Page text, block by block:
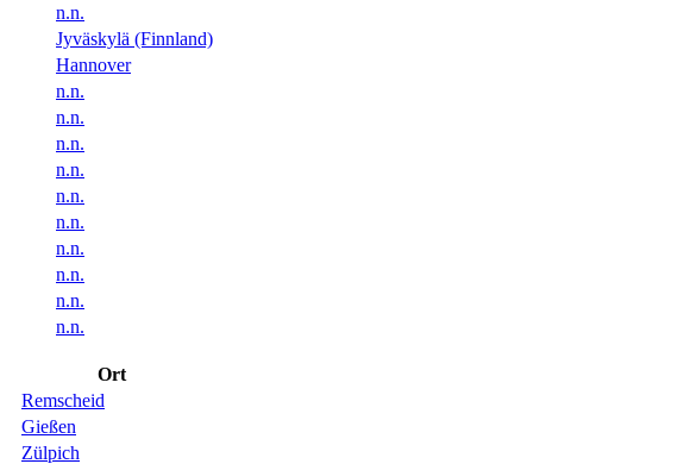
n.n.
Jyväskylä (Finnland)
Hannover
n.n.
n.n.
n.n.
n.n.
n.n.
n.n.
n.n.
n.n.
n.n.
n.n.
Ort
Remscheid
Gießen
Zülpich